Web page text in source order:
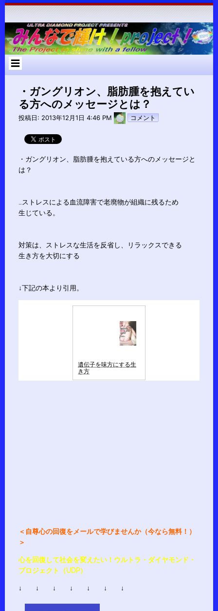
コ
ン
ツ
へ
ス
・ガングリオン、脂肪腫を抱えてい
る方へのメッセージとは？
投稿日: 2013年12月1日 4:46 PM pokari7
コメント
・ガングリオン、脂肪腫を抱えている方へのメッセージと
は？
…ストレスによる血流障害で老廃物が組織に残るため
生じている。
対策は、ストレスな生活を反省し、リラックスできる
生き方を大切にする
↓下記の本より引用。
遺伝子を味方にする生
き方
＜自尊心の回復をメールで学びませんか（今なら無料！）
＞
心を回復して社会を変えたい！ウルトラ・ダイヤモンド・
プロジェクト（UDP）
↓ ↓ ↓ ↓ ↓ ↓ ↓